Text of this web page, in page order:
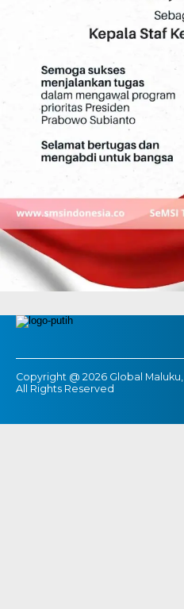
Copyright @ 2026 Global Maluku,
All Rights Reserved